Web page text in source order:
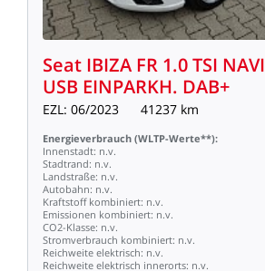
Seat IBIZA FR 1.0TSI NAVI
USB EINPARKH. DAB+
EZL: 06/2023 41237 km
Energieverbrauch (WLTP-Werte**):
Innenstadt: n.v.
Stadtrand: n.v.
Landstraße: n.v.
Autobahn: n.v.
Kraftstoff kombiniert: n.v.
Emissionen kombiniert: n.v.
CO2-Klasse: n.v.
Stromverbrauch kombiniert: n.v.
Reichweite elektrisch: n.v.
Reichweite elektrisch innerorts: n.v.